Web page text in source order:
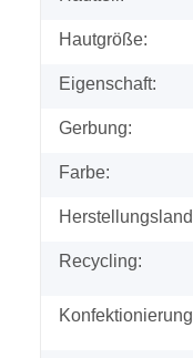
Hautgröße:
Eigenschaft:
Gerbung:
Farbe:
Recycling: